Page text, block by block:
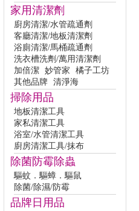
家用清潔劑
廚房清潔/水管疏通劑
客廳清潔/地板清潔劑
浴廁清潔/馬桶疏通劑
洗衣槽洗劑/萬用清潔劑
加倍潔 妙管家
橘子工坊
其他品牌 清淨海
掃除用品
地板清潔工具
家私清潔工具
浴室/水管清潔工具
廚房清潔工具/抹布
除菌防霉除蟲
驅蚊．驅蟑．驅鼠
除菌/除濕/防霉
品牌日用品